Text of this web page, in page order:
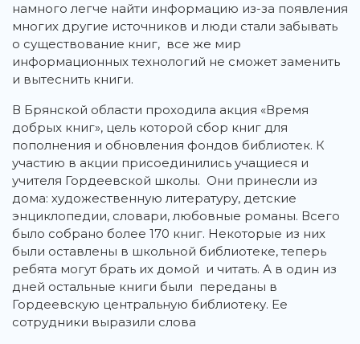
намного легче найти информацию из-за появления
многих другие источников и люди стали забывать
о существование книг, все же мир
информационных технологий не сможет заменить
и вытеснить книги.
В Брянской области проходила акция «Время
добрых книг», цель которой сбор книг для
пополнения и обновления фондов библиотек. К
участию в акции присоединились учащиеся и
учителя Гордеевской школы. Они принесли из
дома: художественную литературу, детские
энциклопедии, словари, любовные романы. Всего
было собрано более 170 книг. Некоторые из них
были оставлены в школьной библиотеке, теперь
ребята могут брать их домой и читать. А в один из
дней остальные книги были переданы в
Гордеевскую центральную библиотеку. Ее
сотрудники выразили слова